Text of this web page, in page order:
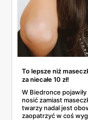
To lepsze niż
za niecałe 10 zł!
W Biedronce
nosić zamiast
twarzy nadal jest
zaopatrzyć w coś